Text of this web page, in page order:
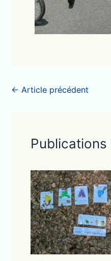
← Article précédent
Publications